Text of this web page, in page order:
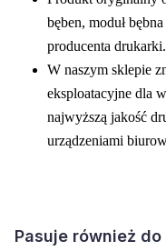
bęben, moduł
producenta drukarki.
W naszym sklepie
eksploatacyjne dla
najwyższą jakość
urządzeniami
Pasuje również